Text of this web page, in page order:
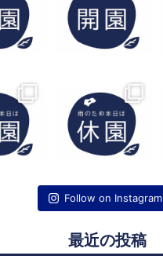
Follow on Instagram
最近の投稿